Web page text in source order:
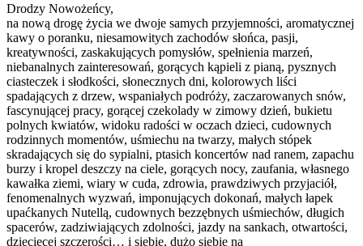
Drodzy Nowożeńcy,
na nową drogę życia we dwoje samych przyjemności, aromatycznej
kawy o poranku, niesamowitych zachodów słońca, pasji,
kreatywności, zaskakujących pomysłów, spełnienia marzeń,
niebanalnych zainteresowań, gorących kąpieli z pianą, pysznych
ciasteczek i słodkości, słonecznych dni, kolorowych liści
spadających z drzew, wspaniałych podróży, zaczarowanych snów,
fascynującej pracy, gorącej czekolady w zimowy dzień, bukietu
polnych kwiatów, widoku radości w oczach dzieci, cudownych
rodzinnych momentów, uśmiechu na twarzy, małych stópek
skradających się do sypialni, ptasich koncertów nad ranem, zapachu
burzy i kropel deszczy na ciele, gorących nocy, zaufania, własnego
kawałka ziemi, wiary w cuda, zdrowia, prawdziwych przyjaciół,
fenomenalnych wyzwań, imponujących dokonań, małych łapek
upaćkanych Nutellą, cudownych bezzębnych uśmiechów, długich
spacerów, zadziwiających zdolności, jazdy na sankach, otwartości,
dziecięcej szczerości… i siebie, dużo siebie na